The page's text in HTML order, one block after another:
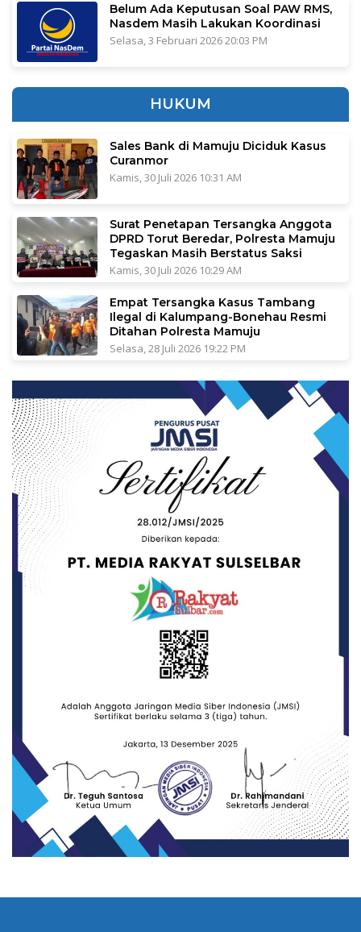
Belum Ada Keputusan Soal PAW RMS,
Nasdem Masih Lakukan Koordinasi
Selasa, 3 Februari 2026 20:03 PM
HUKUM
Sales Bank di Mamuju Diciduk Kasus
Curanmor
Kamis, 30 Juli 2026 10:31 AM
Surat Penetapan Tersangka Anggota
DPRD Torut Beredar, Polresta Mamuju
Tegaskan Masih Berstatus Saksi
Kamis, 30 Juli 2026 10:29 AM
Empat Tersangka Kasus Tambang
Ilegal di Kalumpang-Bonehau Resmi
Ditahan Polresta Mamuju
Selasa, 28 Juli 2026 19:22 PM